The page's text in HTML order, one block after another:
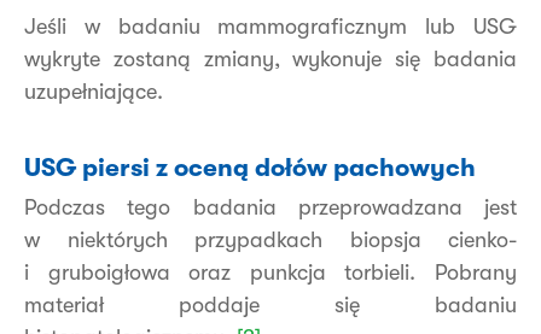
Jeśli w badaniu mammograficznym lub USG
wykryte zostaną zmiany, wykonuje się badania
uzupełniające.
USG piersi z oceną dołów pachowych
Podczas tego badania przeprowadzana jest
w niektórych przypadkach biopsja cienko-
i gruboigłowa oraz punkcja torbieli. Pobrany
materiał poddaje się badaniu